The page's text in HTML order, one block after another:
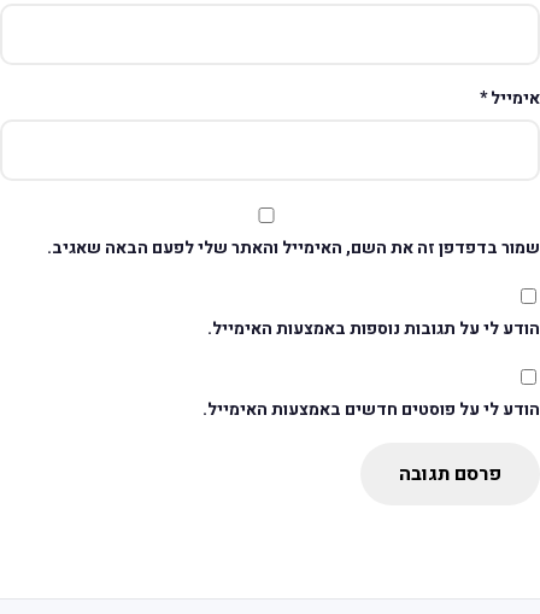
*
בדפדפן זה את השם, האימייל והאתר שלי לפעם הבאה שאגיב.
לי על תגובות נוספות באמצעות האימייל.
לי על פוסטים חדשים באמצעות האימייל.
פרסם תגובה